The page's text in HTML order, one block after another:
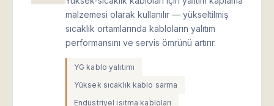
malzemesi olarak kullanılır — yükseltilmiş
sıcaklık ortamlarında kabloların yalıtım
performansını ve servis ömrünü artırır.
YG kablo yalıtımı
Yüksek sıcaklık kablo sarma
Endüstriyel ısıtma kabloları